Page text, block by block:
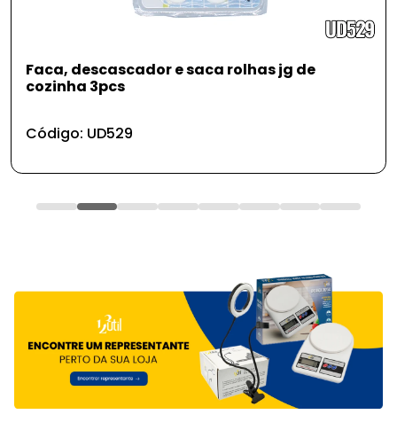
Faca, descascador e saca rolhas jg de
cozinha 3pcs
Código: UD529